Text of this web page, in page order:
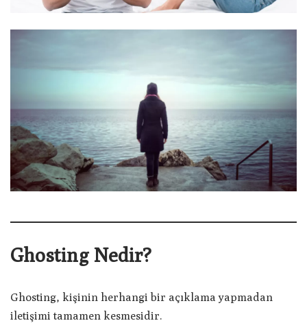
Ghosting Nedir?
Ghosting, kişinin herhangi bir açıklama yapmadan
iletişimi tamamen kesmesidir.